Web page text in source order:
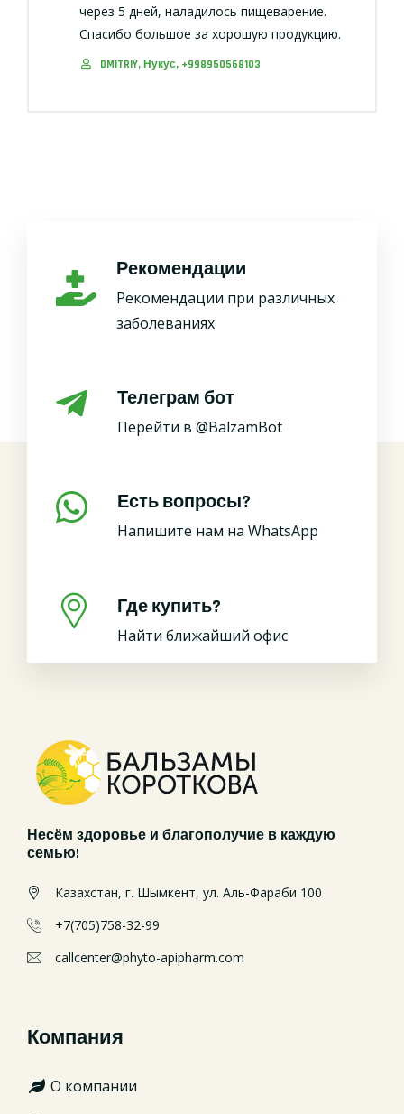
через 5 дней, наладилось пищеварение.
Спасибо большое за хорошую продукцию.
DMITRIY, Нукус, +998950568103
Рекомендации
Рекомендации при различных
заболеваниях
Телеграм бот
Перейти в @BalzamBot
Есть вопросы?
Напишите нам на WhatsApp
Где купить?
Найти ближайший офис
Несём здоровье и благополучие в каждую
семью!
Казахстан, г. Шымкент, ул. Аль-Фараби 100
+7(705)758-32-99
callcenter@phyto-apipharm.com
Компания
О компании